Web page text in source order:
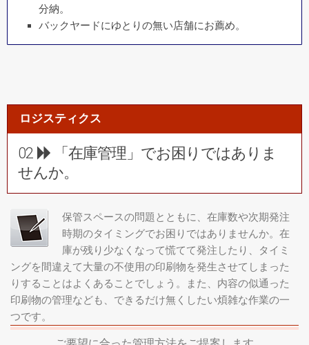
分納。
バックヤードにゆとりの無い店舗にお薦め。
ロジスティクス
02
「在庫管理」でお困りではありま
せんか。
保管スペースの問題とともに、在庫数や次期発注
時期のタイミングでお困りではありませんか。在
庫が残り少なくなって慌てて発注したり、タイミ
ングを間違えて大量の不使用の印刷物を発生させてしまった
りすることはよくあることでしょう。また、内容の似通った
印刷物の管理なども、できるだけ無くしたい煩雑な作業の一
つです。